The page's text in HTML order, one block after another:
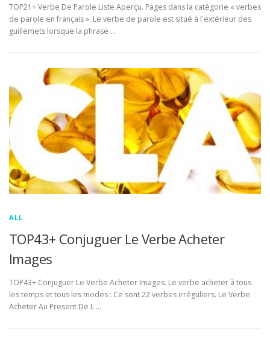
TOP21+ Verbe De Parole Liste Aperçu. Pages dans la catégorie « verbes
de parole en français ». Le verbe de parole est situé à l'extérieur des
guillemets lorsque la phrase …
ALL
TOP43+ Conjuguer Le Verbe Acheter
Images
TOP43+ Conjuguer Le Verbe Acheter Images. Le verbe acheter à tous
les temps et tous les modes : Ce sont 22 verbes irréguliers. Le Verbe
Acheter Au Present De L …